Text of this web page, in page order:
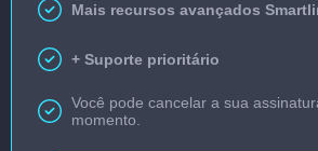
Mais recursos avançados
+ Suporte prioritário
Você pode cancelar a sua
momento.